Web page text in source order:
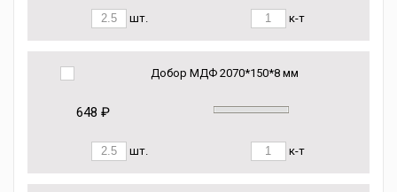
шт. к-т
Добор МДФ 2070*150*8 мм
648 ₽
шт. к-т